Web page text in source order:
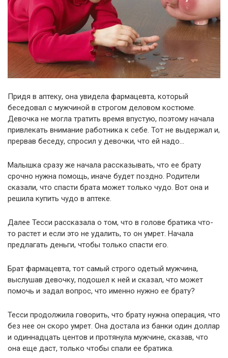
Придя в аптеку, она увидела фармацевта, который
беседовал с мужчиной в строгом деловом костюме.
Девочка не могла тратить время впустую, поэтому начала
привлекать внимание работника к себе. Тот не выдержал и,
прервав беседу, спросил у девочки, что ей надо…
Малышка сразу же начала рассказывать, что ее брату
срочно нужна помощь, иначе будет поздно. Родители
сказали, что спасти брата может только чудо. Вот она и
решила купить чудо в аптеке.
Далее Тесси рассказала о том, что в голове братика что-
то растет и если это не удалить, то он умрет. Начала
предлагать деньги, чтобы только спасти его.
Брат фармацевта, тот самый строго одетый мужчина,
выслушав девочку, подошел к ней и сказал, что может
помочь и задал вопрос, что именно нужно ее брату?
Тесси продолжила говорить, что брату нужна операция, что
без нее он скоро умрет. Она достала из банки один доллар
и одиннадцать центов и протянула мужчине, сказав, что
она еще даст, только чтобы спали ее братика.